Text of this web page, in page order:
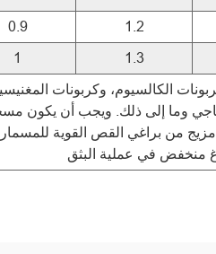
0.9 1.2
1 1.3
وما إلى ذلك. ويجب أن يكون
من براغي القص القوية للمسمار